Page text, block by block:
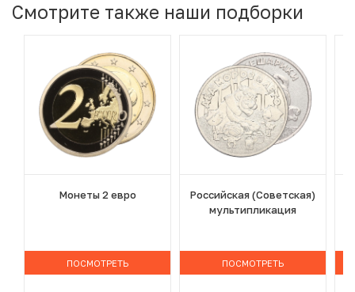
Смотрите также наши подборки
Монеты 2 евро
ПОСМОТРЕТЬ
Российская (Советская)
мультипликация
ПОСМОТРЕТЬ